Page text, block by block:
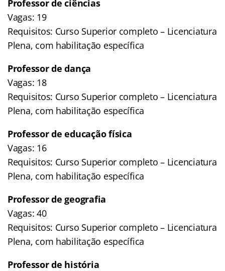
Professor de ciências
Vagas: 19
Requisitos: Curso Superior completo – Licenciatura
Plena, com habilitação específica
Professor de dança
Vagas: 18
Requisitos: Curso Superior completo – Licenciatura
Plena, com habilitação específica
Professor de educação física
Vagas: 16
Requisitos: Curso Superior completo – Licenciatura
Plena, com habilitação específica
Professor de geografia
Vagas: 40
Requisitos: Curso Superior completo – Licenciatura
Plena, com habilitação específica
Professor de história